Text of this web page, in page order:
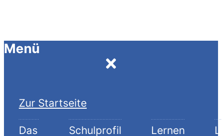
Menü
Zur Startseite
Das
Schulprofil Lernen